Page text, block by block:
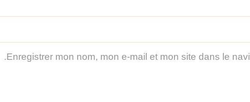
Enregistrer mon nom, mon e-mail et mon site dans le